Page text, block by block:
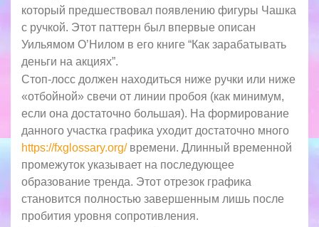
который предшествовал появлению фигуры Чашка
с ручкой. Этот паттерн был впервые описан
Уильямом О’Нилом в его книге “Как зарабатывать
деньги на акциях”.
Стоп-лосс должен находиться ниже ручки или ниже
«отбойной» свечи от линии пробоя (как минимум,
если она достаточно большая). На формирование
данного участка графика уходит достаточно много
https://fxglossary.org/времени. Длинный временной
промежуток указывает на последующее
образование тренда. Этот отрезок графика
становится полностью завершенным лишь после
пробития уровня сопротивления.